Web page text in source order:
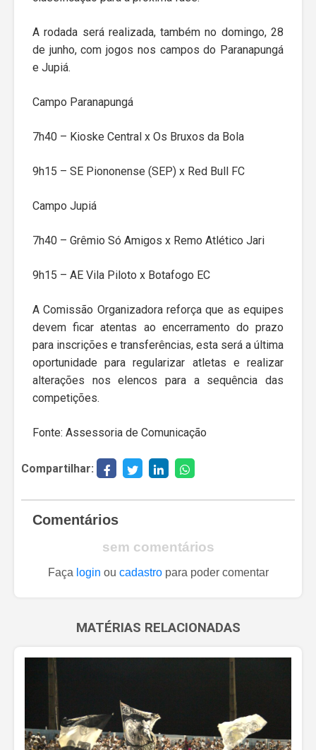
A rodada será realizada, também no domingo, 28
de junho, com jogos nos campos do Paranapungá
e Jupiá.
Campo Paranapungá
7h40 – Kioske Central x Os Bruxos da Bola
9h15 – SE Piononense (SEP) x Red Bull FC
Campo Jupiá
7h40 – Grêmio Só Amigos x Remo Atlético Jari
9h15 – AE Vila Piloto x Botafogo EC
A Comissão Organizadora reforça que as equipes
devem ficar atentas ao encerramento do prazo
para inscrições e transferências, esta será a última
oportunidade para regularizar atletas e realizar
alterações nos elencos para a sequência das
competições.
Fonte: Assessoria de Comunicação
Compartilhar:
Comentários
sem comentários
Faça login ou cadastropara poder comentar
MATÉRIAS RELACIONADAS